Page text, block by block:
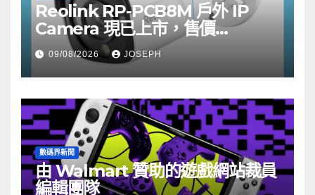
Reolink RP-PCB8M 戶外 IP
Camera 現已上市，售價
HK$722
09/08/2026 JOSEPH
數碼界新聞
由 Walmart 贊助的遊戲網站裁員
編輯團隊